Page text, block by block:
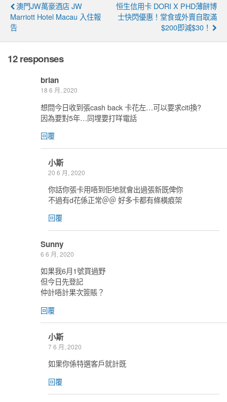
澳門JW萬豪酒店 JW
Marriott Hotel Macau 入住報
告
恒生信用卡 DORI X PHD薄餅博
士快閃優惠！堂食或外賣自取滿
$200即減$30！
12 responses
brian
18 6 月, 2020
想問今日收到張cash back 卡花左…可以要求citi換?
因為要對5年…同埋要打咩電話
回覆
小斯
20 6 月, 2020
你話你張卡用唔到佢地就會出過張新既俾你
不過有d花係正常＠＠ 好多卡都有條橫痕架
回覆
Sunny
6 6 月, 2020
如果我6月1號買過野
但今日先登記
仲計唔計果次簽賬？
回覆
小斯
7 6 月, 2020
如果你係特選客戶就計既
回覆